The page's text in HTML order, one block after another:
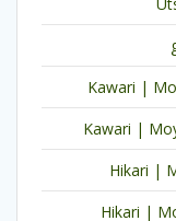
Kawari |
Kawari |
Hikari |
Hikari |